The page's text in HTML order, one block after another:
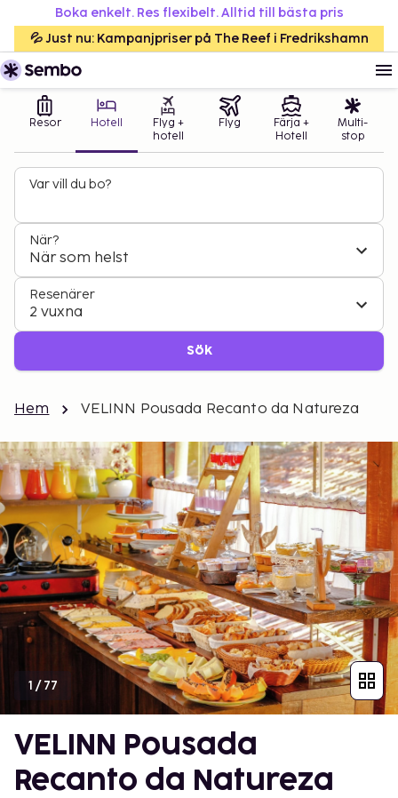
Boka enkelt. Res flexibelt. Alltid till bästa pris
💦 Just nu: Kampanjpriser på The Reef i Fredrikshamn
Resor Hotell
Flyg +
hotell
Flyg
Färja +
Hotell
Multi-
stop
Var vill du bo?
När?
När som helst
Resenärer
2 vuxna
Sök
Hem VELINN Pousada Recanto da Natureza
1 /77
VELINN Pousada
Recanto da Natureza